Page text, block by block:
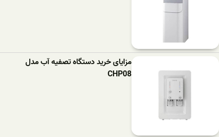
مزایای خرید دستگاه تصفیه آب مدل
CHP08